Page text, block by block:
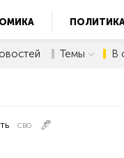
Темы В
СВО